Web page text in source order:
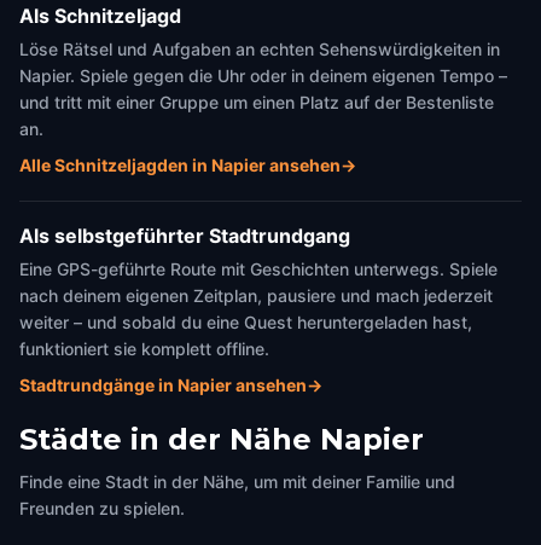
Als Schnitzeljagd
Löse Rätsel und Aufgaben an echten Sehenswürdigkeiten in
Napier. Spiele gegen die Uhr oder in deinem eigenen Tempo –
und tritt mit einer Gruppe um einen Platz auf der Bestenliste
an.
Alle Schnitzeljagden in Napier ansehen→
Als selbstgeführter Stadtrundgang
Eine GPS-geführte Route mit Geschichten unterwegs. Spiele
nach deinem eigenen Zeitplan, pausiere und mach jederzeit
weiter – und sobald du eine Quest heruntergeladen hast,
funktioniert sie komplett offline.
Stadtrundgänge in Napier ansehen→
Städte in der Nähe Napier
Finde eine Stadt in der Nähe, um mit deiner Familie und
Freunden zu spielen.